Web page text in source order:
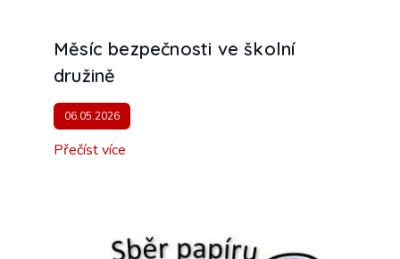
Měsíc bezpečnosti ve školní
družině
06.05.2026
Přečíst více